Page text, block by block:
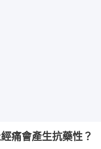
痛會產生抗藥性？